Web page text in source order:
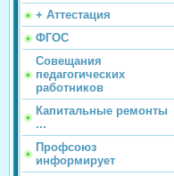
+ Аттестация
ФГОС
Совещания
педагогических
работников
Капитальные ремонты
...
Профсоюз
информирует